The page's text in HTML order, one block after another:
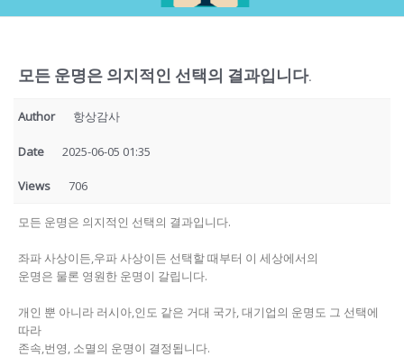
모든 운명은 의지적인 선택의 결과입니다.
Author 항상감사
Date 2025-06-05 01:35
Views 706
모든 운명은 의지적인 선택의 결과입니다.
좌파 사상이든,우파 사상이든 선택할 때부터 이 세상에서의
운명은 물론 영원한 운명이 갈립니다.
개인 뿐 아니라 러시아,인도 같은 거대 국가, 대기업의 운명도 그 선택에
따라
존속,번영, 소멸의 운명이 결정됩니다.